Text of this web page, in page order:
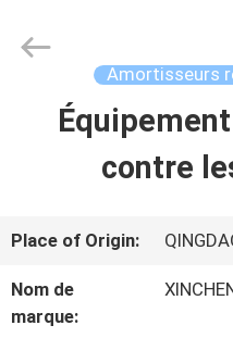
MAISON
VR
SHOW
Rubber
Amortisseurs
contre
Place of Origin:
Nom de
marque: